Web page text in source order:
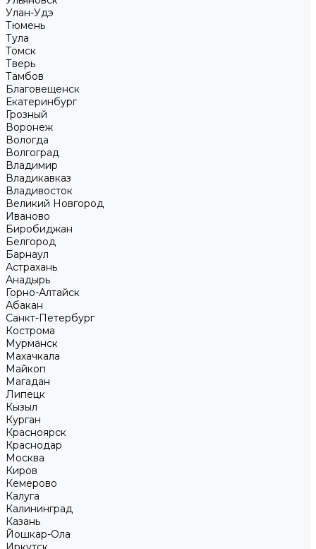
Улан-Удэ
Тюмень
Тула
Томск
Тверь
Тамбов
Благовещенск
Екатеринбург
Грозный
Воронеж
Вологда
Волгоград
Владимир
Владикавказ
Владивосток
Великий Новгород
Иваново
Биробиджан
Белгород
Барнаул
Астрахань
Анадырь
Горно-Алтайск
Абакан
Санкт-Петербург
Кострома
Мурманск
Махачкала
Майкоп
Магадан
Липецк
Кызыл
Курган
Красноярск
Краснодар
Москва
Киров
Кемерово
Калуга
Калининград
Казань
Йошкар-Ола